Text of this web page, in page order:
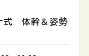
式 体幹＆姿勢